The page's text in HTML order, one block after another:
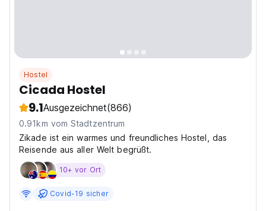
Hostel
Cicada Hostel
9.1Ausgezeichnet(866)
0.91km vom Stadtzentrum
Zikade ist ein warmes und freundliches Hostel, das
Reisende aus aller Welt begrüßt.
10+ vor Ort
Covid-19 sicher